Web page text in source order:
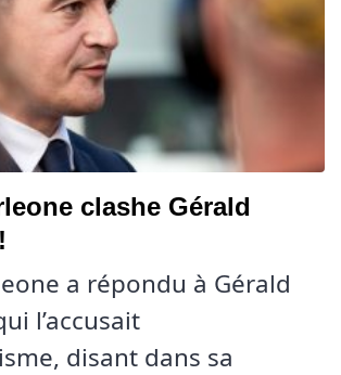
clashe Gérald
a répondu à Gérald
l’accusait
disant dans sa